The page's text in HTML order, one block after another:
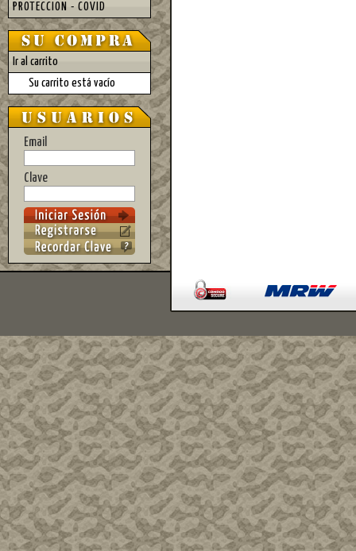
PROTECCION - COVID
Ir al carrito
Su carrito está vacío
Email
Clave